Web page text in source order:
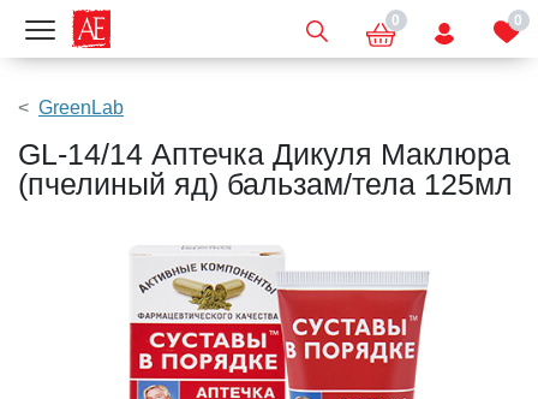
Показать меню 0 0
GreenLab
GL-14/14 Аптечка Дикуля Маклюра
(пчелиный яд) бальзам/тела 125мл